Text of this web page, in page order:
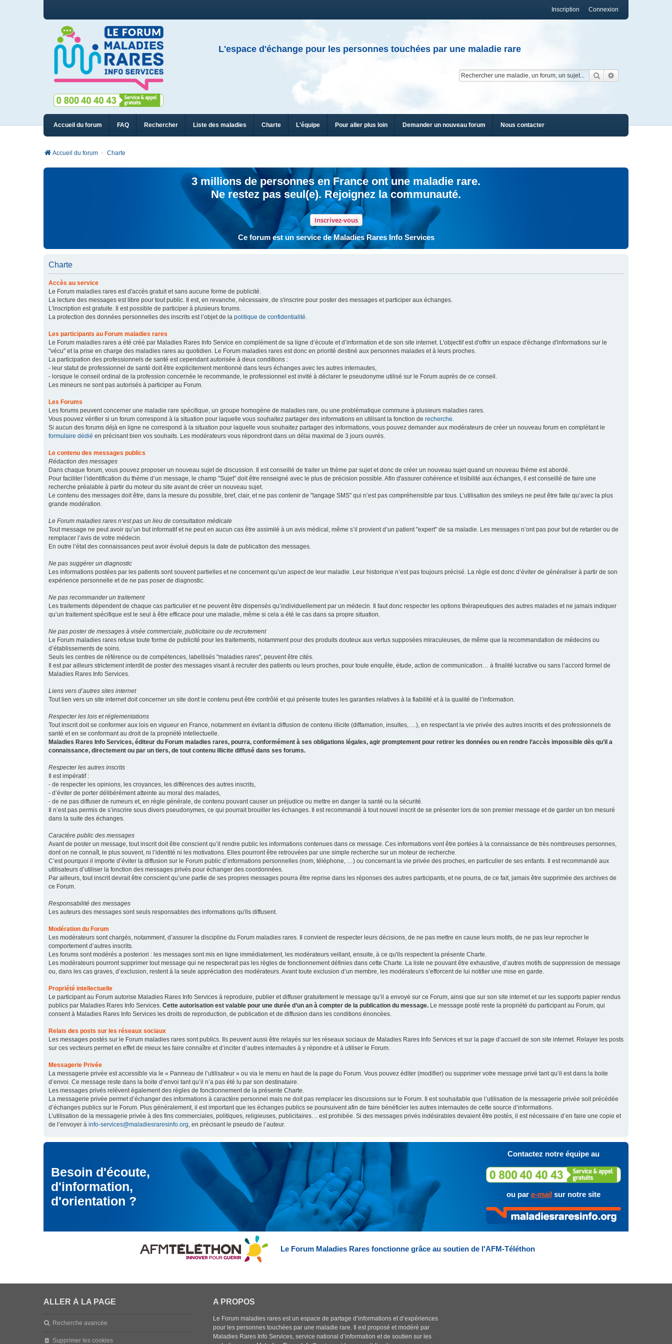
Connexion
Inscription
L'espace d'échange pour les personnes touchées par une maladie rare
Rechercher
Accueil du forum FAQ Rechercher Liste des maladies Charte L'équipe Pour aller plus loin Demander un nouveau forum Nous contacter
Accueil du forum Charte
3 millions de personnes en France ont une maladie rare.
Ne restez pas seul(e). Rejoignez la communauté.
Inscrivez-vous
Ce forum est un service de Maladies Rares Info Services
Charte
Accès au service
Le Forum maladies rares est d'accès gratuit et sans aucune forme de publicité.
La lecture des messages est libre pour tout public. Il est, en revanche, nécessaire, de s'inscrire pour poster des messages et participer aux échanges.
L'inscription est gratuite. Il est possible de participer à plusieurs forums.
La protection des données personnelles des inscrits est l’objet de la politique de confidentialité.
Les participants au Forum maladies rares
Le Forum maladies rares a été créé par Maladies Rares Info Service en complément de sa ligne d’écoute et d’information et de son site internet. L'objectif est d'offrir un espace d'échange d'informations sur le
"vécu" et la prise en charge des maladies rares au quotidien. Le Forum maladies rares est donc en priorité destiné aux personnes malades et à leurs proches.
La participation des professionnels de santé est cependant autorisée à deux conditions :
- leur statut de professionnel de santé doit être explicitement mentionné dans leurs échanges avec les autres internautes,
- lorsque le conseil ordinal de la profession concernée le recommande, le professionnel est invité à déclarer le pseudonyme utilisé sur le Forum auprès de ce conseil.
Les mineurs ne sont pas autorisés à participer au Forum.
Les Forums
Les forums peuvent concerner une maladie rare spécifique, un groupe homogène de maladies rare, ou une problématique commune à plusieurs maladies rares.
Vous pouvez vérifier si un forum correspond à la situation pour laquelle vous souhaitez partager des informations en utilisant la fonction de recherche.
Si aucun des forums déjà en ligne ne correspond à la situation pour laquelle vous souhaitez partager des informations, vous pouvez demander aux modérateurs de créer un nouveau forum en complétant le
formulaire dédié en précisant bien vos souhaits. Les modérateurs vous répondront dans un délai maximal de 3 jours ouvrés.
Le contenu des messages publics
Rédaction des messages
Dans chaque forum, vous pouvez proposer un nouveau sujet de discussion. Il est conseillé de traiter un thème par sujet et donc de créer un nouveau sujet quand un nouveau thème est abordé.
Pour faciliter l’identification du thème d’un message, le champ "Sujet" doit être renseigné avec le plus de précision possible. Afin d'assurer cohérence et lisibilité aux échanges, il est conseillé de faire une
recherche préalable à partir du moteur du site avant de créer un nouveau sujet.
Le contenu des messages doit être, dans la mesure du possible, bref, clair, et ne pas contenir de "langage SMS" qui n’est pas compréhensible par tous. L’utilisation des smileys ne peut être faite qu’avec la plus
grande modération.
Le Forum maladies rares n’est pas un lieu de consultation médicale
Tout message ne peut avoir qu’un but informatif et ne peut en aucun cas être assimilé à un avis médical, même s’il provient d’un patient "expert" de sa maladie. Les messages n’ont pas pour but de retarder ou de
remplacer l’avis de votre médecin.
En outre l’état des connaissances peut avoir évolué depuis la date de publication des messages.
Ne pas suggérer un diagnostic
Les informations postées par les patients sont souvent partielles et ne concernent qu’un aspect de leur maladie. Leur historique n’est pas toujours précisé. La règle est donc d’éviter de généraliser à partir de son
expérience personnelle et de ne pas poser de diagnostic.
Ne pas recommander un traitement
Les traitements dépendent de chaque cas particulier et ne peuvent être dispensés qu’individuellement par un médecin. Il faut donc respecter les options thérapeutiques des autres malades et ne jamais indiquer
qu’un traitement spécifique est le seul à être efficace pour une maladie, même si cela a été le cas dans sa propre situation.
Ne pas poster de messages à visée commerciale, publicitaire ou de recrutement
Le Forum maladies rares refuse toute forme de publicité pour les traitements, notamment pour des produits douteux aux vertus supposées miraculeuses, de même que la recommandation de médecins ou
d’établissements de soins.
Seuls les centres de référence ou de compétences, labellisés "maladies rares", peuvent être cités.
Il est par ailleurs strictement interdit de poster des messages visant à recruter des patients ou leurs proches, pour toute enquête, étude, action de communication… à finalité lucrative ou sans l’accord formel de
Maladies Rares Info Services.
Liens vers d’autres sites internet
Tout lien vers un site internet doit concerner un site dont le contenu peut être contrôlé et qui présente toutes les garanties relatives à la fiabilité et à la qualité de l’information.
Respecter les lois et réglementations
Tout inscrit doit se conformer aux lois en vigueur en France, notamment en évitant la diffusion de contenu illicite (diffamation, insultes, …), en respectant la vie privée des autres inscrits et des professionnels de
santé et en se conformant au droit de la propriété intellectuelle.
Maladies Rares Info Services, éditeur du Forum maladies rares, pourra, conformément à ses obligations légales, agir promptement pour retirer les données ou en rendre l’accès impossible dès qu’il a
connaissance, directement ou par un tiers, de tout contenu illicite diffusé dans ses forums.
Respecter les autres inscrits
Il est impératif :
- de respecter les opinions, les croyances, les différences des autres inscrits,
- d’éviter de porter délibérément atteinte au moral des malades,
- de ne pas diffuser de rumeurs et, en règle générale, de contenu pouvant causer un préjudice ou mettre en danger la santé ou la sécurité.
Il n’est pas permis de s’inscrire sous divers pseudonymes, ce qui pourrait brouiller les échanges. Il est recommandé à tout nouvel inscrit de se présenter lors de son premier message et de garder un ton mesuré
dans la suite des échanges.
Caractère public des messages
Avant de poster un message, tout inscrit doit être conscient qu’il rendre public les informations contenues dans ce message. Ces informations vont être portées à la connaissance de très nombreuses personnes,
dont on ne connaît, le plus souvent, ni l’identité ni les motivations. Elles pourront être retrouvées par une simple recherche sur un moteur de recherche.
C’est pourquoi il importe d’éviter la diffusion sur le Forum public d’informations personnelles (nom, téléphone, …) ou concernant la vie privée des proches, en particulier de ses enfants. Il est recommandé aux
utilisateurs d’utiliser la fonction des messages privés pour échanger des coordonnées.
Par ailleurs, tout inscrit devrait être conscient qu’une partie de ses propres messages pourra être reprise dans les réponses des autres participants, et ne pourra, de ce fait, jamais être supprimée des archives de
ce Forum.
Responsabilité des messages
Les auteurs des messages sont seuls responsables des informations qu'ils diffusent.
Modération du Forum
Les modérateurs sont chargés, notamment, d’assurer la discipline du Forum maladies rares. Il convient de respecter leurs décisions, de ne pas mettre en cause leurs motifs, de ne pas leur reprocher le
comportement d’autres inscrits.
Les forums sont modérés a posteriori : les messages sont mis en ligne immédiatement, les modérateurs veillant, ensuite, à ce qu'ils respectent la présente Charte.
Les modérateurs pourront supprimer tout message qui ne respecterait pas les règles de fonctionnement définies dans cette Charte. La liste ne pouvant être exhaustive, d’autres motifs de suppression de message
ou, dans les cas graves, d’exclusion, restent à la seule appréciation des modérateurs. Avant toute exclusion d’un membre, les modérateurs s’efforcent de lui notifier une mise en garde.
Propriété intellectuelle
Le participant au Forum autorise Maladies Rares Info Services à reproduire, publier et diffuser gratuitement le message qu’il a envoyé sur ce Forum, ainsi que sur son site internet et sur les supports papier rendus
publics par Maladies Rares Info Services. Cette autorisation est valable pour une durée d’un an à compter de la publication du message. Le message posté reste la propriété du participant au Forum, qui
consent à Maladies Rares Info Services les droits de reproduction, de publication et de diffusion dans les conditions énoncées.
Relais des posts sur les réseaux sociaux
Les messages postés sur le Forum maladies rares sont publics. Ils peuvent aussi être relayés sur les réseaux sociaux de Maladies Rares Info Services et sur la page d’accueil de son site internet. Relayer les posts
sur ces vecteurs permet en effet de mieux les faire connaître et d’inciter d’autres internautes à y répondre et à utiliser le Forum.
Messagerie Privée
La messagerie privée est accessible via le « Panneau de l’utilisateur » ou via le menu en haut de la page du Forum. Vous pouvez éditer (modifier) ou supprimer votre message privé tant qu’il est dans la boite
d’envoi. Ce message reste dans la boite d’envoi tant qu’il n’a pas été lu par son destinataire.
Les messages privés relèvent également des règles de fonctionnement de la présente Charte.
La messagerie privée permet d’échanger des informations à caractère personnel mais ne doit pas remplacer les discussions sur le Forum. Il est souhaitable que l’utilisation de la messagerie privée soit précédée
d’échanges publics sur le Forum. Plus généralement, il est important que les échanges publics se poursuivent afin de faire bénéficier les autres internautes de cette source d’informations.
L’utilisation de la messagerie privée à des fins commerciales, politiques, religieuses, publicitaires… est prohibée. Si des messages privés indésirables devaient être postés, il est nécessaire d’en faire une copie et
de l’envoyer à info-services@maladiesraresinfo.org, en précisant le pseudo de l’auteur.
Besoin d'écoute,
d'information,
d'orientation ?
Contactez notre équipe au
ou par e-mailsur notre site
Le Forum Maladies Rares fonctionne grâce au soutien de l'AFM-Téléthon
ALLER À LA PAGE
Recherche avancée
Supprimer les cookies
A PROPOS
Le Forum maladies rares est un espace de partage d’informations et d’expériences
pour les personnes touchées par une maladie rare. Il est proposé et modéré par
Maladies Rares Info Services, service national d’information et de soutien sur les